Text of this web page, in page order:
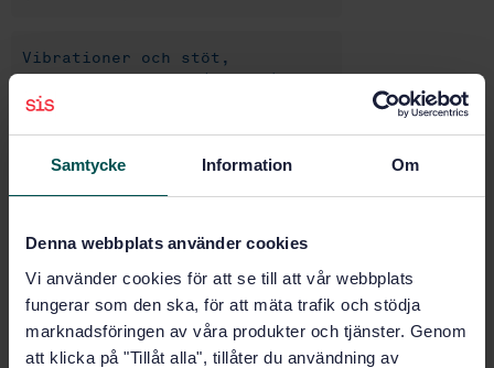
Samtycke Information Om
Denna webbplats använder cookies
Vi använder cookies för att se till att vår webbplats
fungerar som den ska, för att mäta trafik och stödja
marknadsföringen av våra produkter och tjänster. Genom
att klicka på "Tillåt alla", tillåter du användning av
Vibrationer och stöt,
vibrationsmätning (17.160)
Köp denna standard
SVENSK STANDARD· SS-ISO 18436-5:2012
Vibration och stöt - Tillståndskontroll och diagnos av
maskiner - Krav på utbildning och certifiering av
personal - Del 5: Laboratorietekniker för smörjmedel
(ISO 18436-5:2012, IDT)